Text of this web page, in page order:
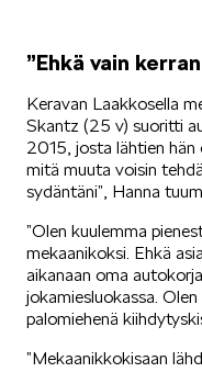
”Ehkä vain
Keravan Laakkosella
Skantz (25 v) suoritti
2015, josta lähtien hän
mitä muuta voisin
sydäntäni”, Hanna
”Olen kuulemma
mekaanikoksi. Ehkä
aikanaan oma
jokamiesluokassa.
palomiehenä
”Mekaanikkokisaan